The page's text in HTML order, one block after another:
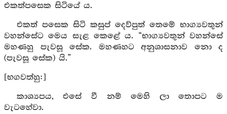
එකත්පසෙක සිටියේ ය.
එකත් පසෙක සිටි කසුප් දෙව්පුත් තෙමේ භාග්‍යවතුන්
වහන්සේට මෙය සැළ කෙළේ ය. “භාග්‍යවතුන් වහන්සේ
මහණහු පැවසූ සේක. මහණහට අනුශාසනාව නො ද
(පැවසූ සේක) යි.”
[භගවත්හු:]
කාශ්‍යපය, එසේ වී නම් මෙහි ලා තොපට ම
වැටහේවා.